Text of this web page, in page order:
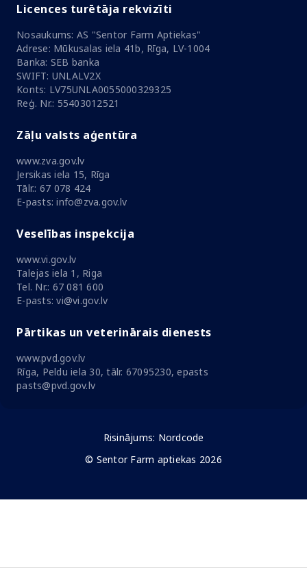
Licences turētāja rekvizīti
Nosaukums: AS "Sentor Farm Aptiekas"
Adrese: Mūkusalas iela 41b, Rīga, LV-1004
Banka: SEB banka
SWIFT: UNLALV2X
Konts: LV75UNLA0055000329325
Reģ. Nr.: 55403012521
Zāļu valsts aģentūra
www.zva.gov.lv
Jersikas iela 15, Rīga
Tālr.: 67 078 424
E-pasts: info@zva.gov.lv
Veselības inspekcija
www.vi.gov.lv
Talejas iela 1, Riga
Tel. Nr.: 67 081 600
E-pasts: vi@vi.gov.lv
Pārtikas un veterinārais dienests
www.pvd.gov.lv
Rīga, Peldu iela 30, tālr. 67095230, epasts
pasts@pvd.gov.lv
Risinājums: Nordcode
© Sentor Farm aptiekas 2026